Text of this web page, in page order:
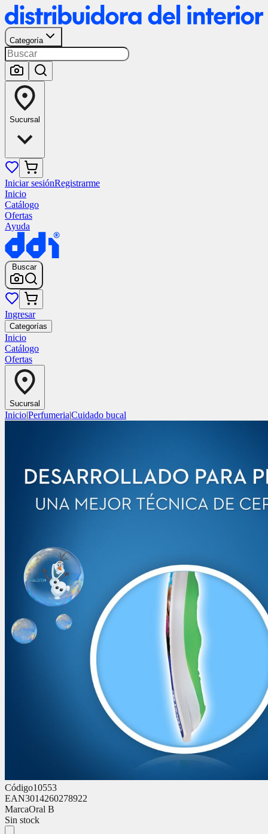
Categoría
Sucursal
Iniciar sesiónRegistrarme
Inicio
Catálogo
Ofertas
Ayuda
Buscar
Ingresar
Categorías
Inicio
Catálogo
Ofertas
Sucursal
Inicio|Perfumeria|Cuidado bucal
Código10553
EAN3014260278922
MarcaOral B
Sin stock